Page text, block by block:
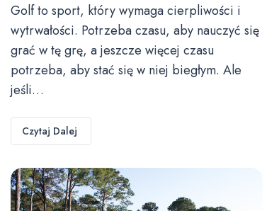
Golf to sport, który wymaga cierpliwości i
wytrwałości. Potrzeba czasu, aby nauczyć się
grać w tę grę, a jeszcze więcej czasu
potrzeba, aby stać się w niej biegłym. Ale
jeśli…
Czytaj Dalej